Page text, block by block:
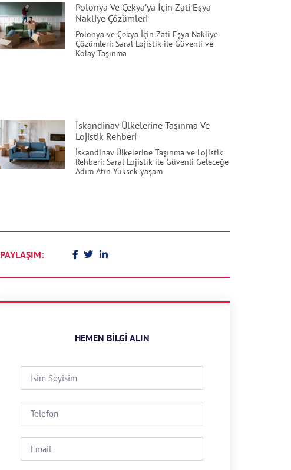
Polonya Ve Çekya’ya İçin Zati Eşya
Nakliye Çözümleri
Polonya ve Çekya İçin Zati Eşya Nakliye
Çözümleri: Saral Lojistik ile Güvenli ve
Kolay Taşınma
İskandinav Ülkelerine Taşınma Ve
Lojistik Rehberi
İskandinav Ülkelerine Taşınma ve Lojistik
Rehberi: Saral Lojistik ile Güvenli Geleceğe
Adım Atın Yüksek yaşam
PAYLAŞIM:
HEMEN BILGI ALIN